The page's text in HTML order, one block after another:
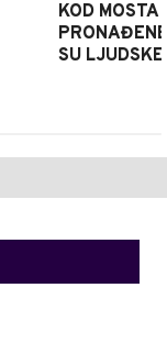
KOD MOSTA
SU